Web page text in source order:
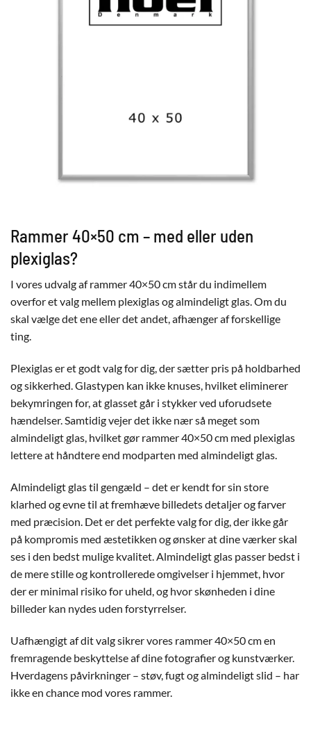
Rammer 40×50 cm – med eller uden
plexiglas?
I vores udvalg af rammer 40×50 cm står du indimellem
overfor et valg mellem plexiglas og almindeligt glas. Om du
skal vælge det ene eller det andet, afhænger af forskellige
ting.
Plexiglas er et godt valg for dig, der sætter pris på holdbarhed
og sikkerhed. Glastypen kan ikke knuses, hvilket eliminerer
bekymringen for, at glasset går i stykker ved uforudsete
hændelser. Samtidig vejer det ikke nær så meget som
almindeligt glas, hvilket gør rammer 40×50 cm med plexiglas
lettere at håndtere end modparten med almindeligt glas.
Almindeligt glas til gengæld – det er kendt for sin store
klarhed og evne til at fremhæve billedets detaljer og farver
med præcision. Det er det perfekte valg for dig, der ikke går
på kompromis med æstetikken og ønsker at dine værker skal
ses i den bedst mulige kvalitet. Almindeligt glas passer bedst i
de mere stille og kontrollerede omgivelser i hjemmet, hvor
der er minimal risiko for uheld, og hvor skønheden i dine
billeder kan nydes uden forstyrrelser.
Uafhængigt af dit valg sikrer vores rammer 40×50 cm en
fremragende beskyttelse af dine fotografier og kunstværker.
Hverdagens påvirkninger – støv, fugt og almindeligt slid – har
ikke en chance mod vores rammer.